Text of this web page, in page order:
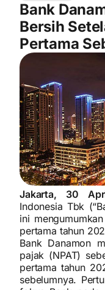
Bank
Bersih
Pertama
Jakarta, 30
Indonesia Tbk
ini
pertama tahun
Bank Danamon
pajak (NPAT)
pertama tahun
sebelumnya.